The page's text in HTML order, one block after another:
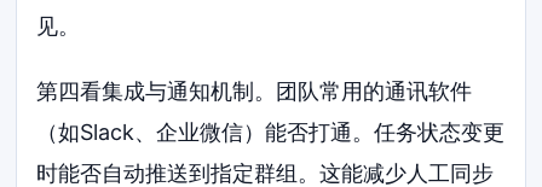
见。
第四看集成与通知机制。团队常用的通讯软件
（如Slack、企业微信）能否打通。任务状态变更
时能否自动推送到指定群组。这能减少人工同步